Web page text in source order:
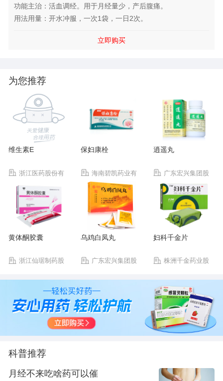
功能主治：活血调经。用于月经量少，产后腹痛。
用法用量：开水冲服，一次1袋，一日2次。
立即购买
为您推荐
维生素E
浙江医药股份有
保妇康栓
海南碧凯药业有
限公司
逍遥丸
广东宏兴集团股
份有限公司宏兴制药
黄体酮胶囊
浙江仙琚制药股
乌鸡白凤丸
广东宏兴集团股
厂
妇科千金片
株洲千金药业股
科普推荐
月经不来吃啥药可以催